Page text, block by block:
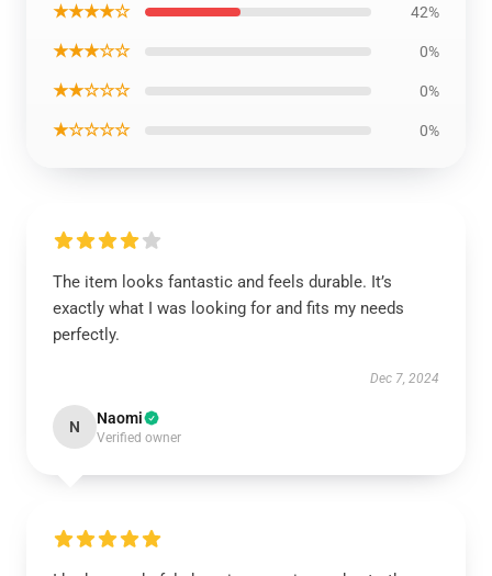
★★★★☆ 42%
★★★☆☆ 0%
★★☆☆☆ 0%
★☆☆☆☆ 0%
The item looks fantastic and feels durable. It’s
exactly what I was looking for and fits my needs
perfectly.
Dec 7, 2024
N Naomi
Verified owner